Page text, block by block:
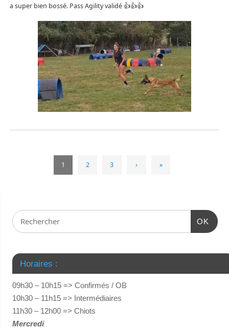
a super bien bossé. Pass Agility validé 👍👍👍
1 2 3 › »
OK
Horaires :
09h30 – 10h15 => Confirmés / OB
10h30 – 11h15 => Intermédiaires
11h30 – 12h00 => Chiots
Mercredi